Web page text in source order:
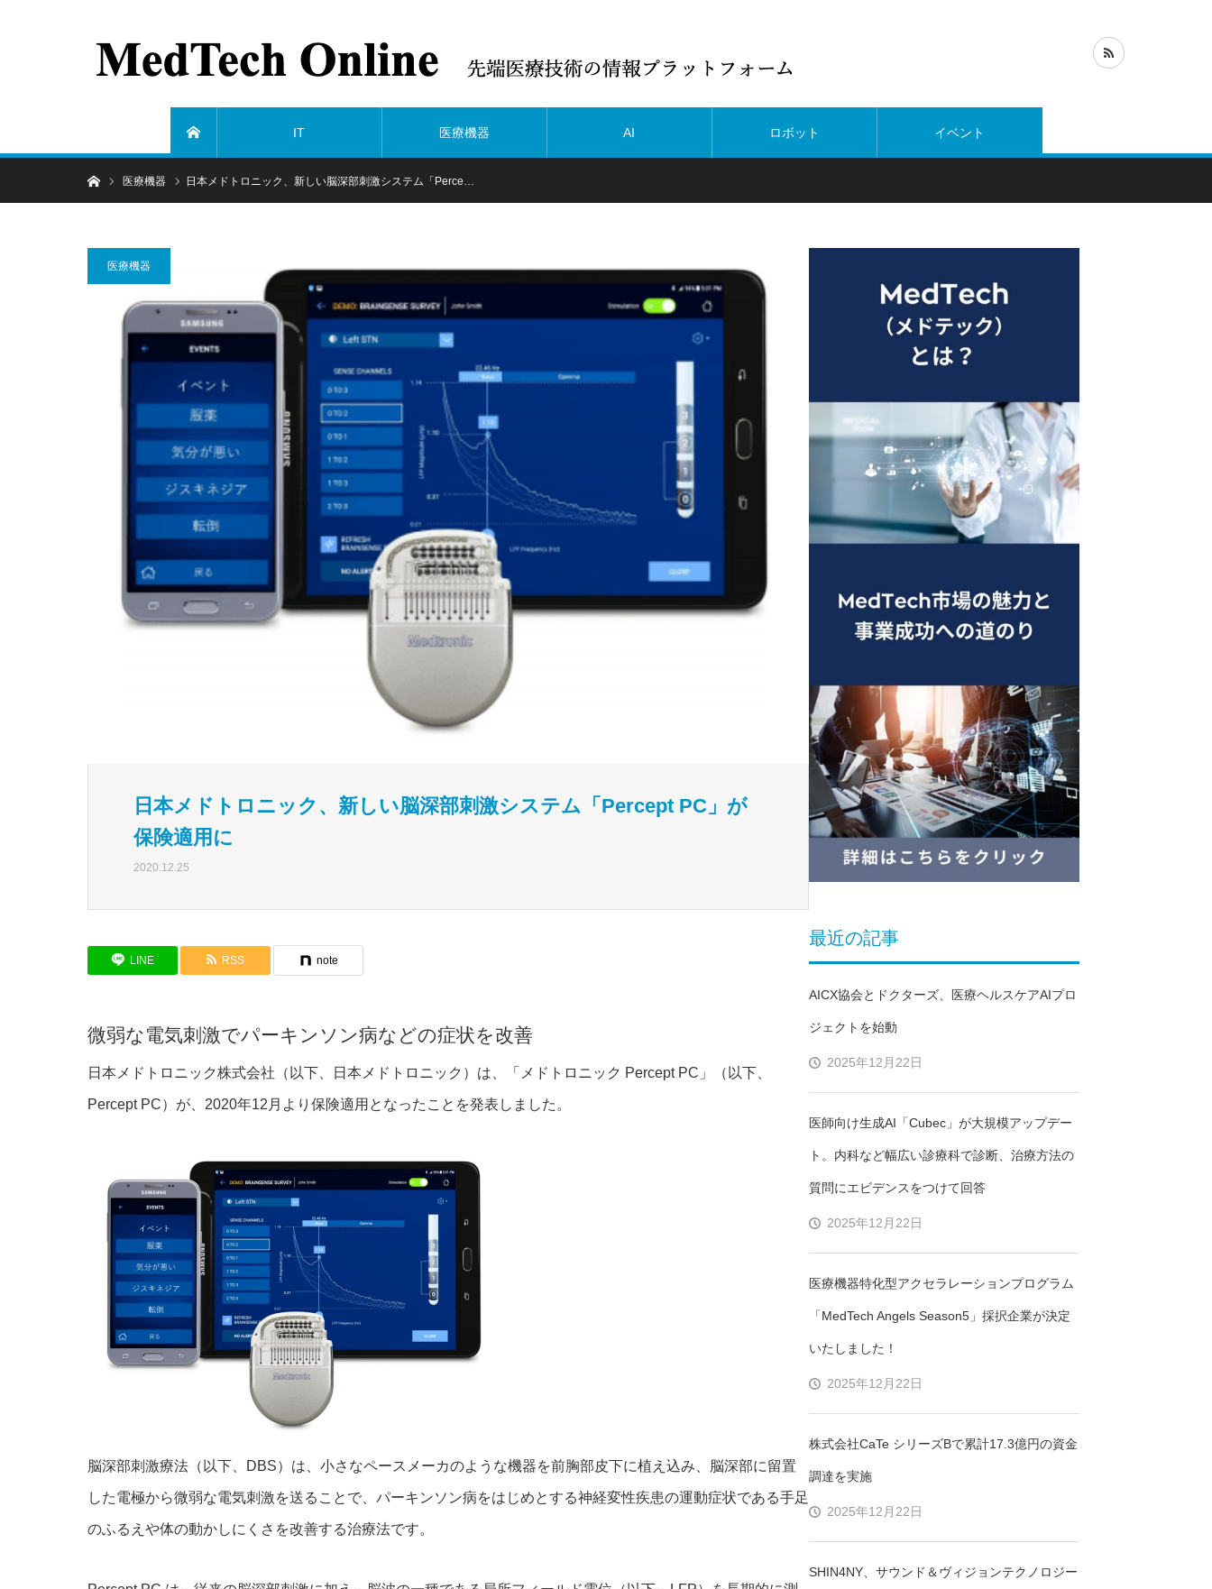
IT 医療機器 AI ロボット イベント
ホーム医療機器 日本メドトロニック、新しい脳深部刺激システム「Perce…
医療機器
日本メドトロニック、新しい脳深部刺激システム「Percept PC」が
保険適用に
2020.12.25
LINE RSS note
微弱な電気刺激でパーキンソン病などの症状を改善
日本メドトロニック株式会社（以下、日本メドトロニック）は、「メドトロニック Percept PC」（以下、
Percept PC）が、2020年12月より保険適用となったことを発表しました。
脳深部刺激療法（以下、DBS）は、小さなペースメーカのような機器を前胸部皮下に植え込み、脳深部に留置
した電極から微弱な電気刺激を送ることで、パーキンソン病をはじめとする神経変性疾患の運動症状である手足
のふるえや体の動かしにくさを改善する治療法です。
最近の記事
AICX協会とドクターズ、医療ヘルスケアAIプロ
ジェクトを始動
2025年12月22日
医師向け生成AI「Cubec」が大規模アップデー
ト。内科など幅広い診療科で診断、治療方法の
質問にエビデンスをつけて回答
2025年12月22日
医療機器特化型アクセラレーションプログラム
「MedTech Angels Season5」採択企業が決定
いたしました！
2025年12月22日
株式会社CaTe シリーズBで累計17.3億円の資金
調達を実施
2025年12月22日
SHIN4NY、サウンド＆ヴィジョンテクノロジー